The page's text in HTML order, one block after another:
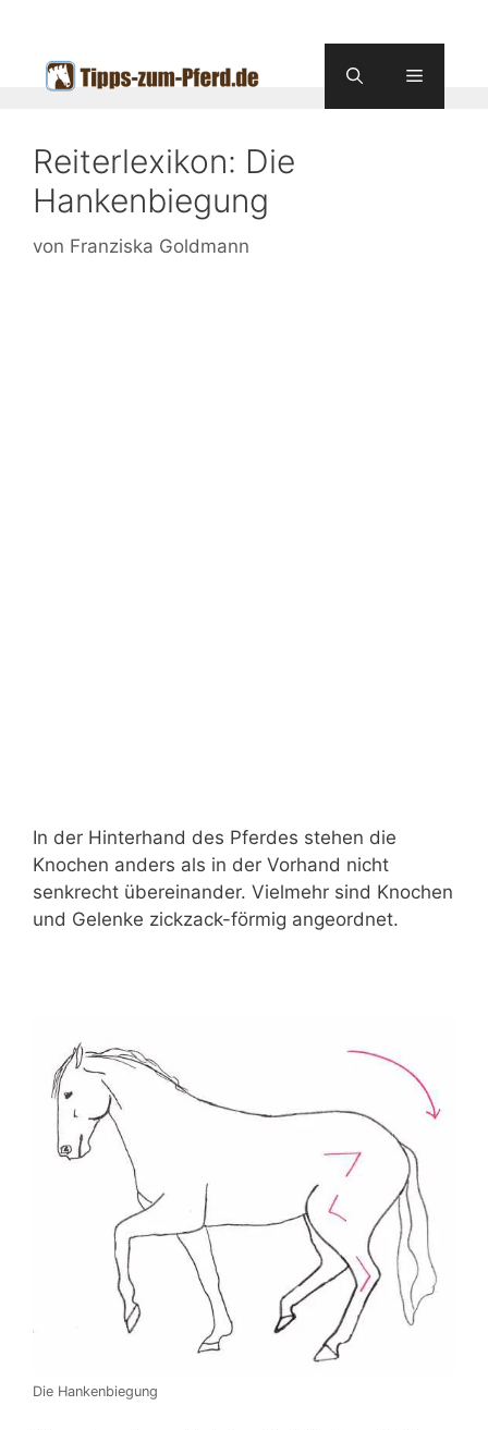
springen
Menü
Reiterlexikon: Die
Hankenbiegung
von Franziska Goldmann
In der Hinterhand des Pferdes stehen die
Knochen anders als in der Vorhand nicht
senkrecht übereinander. Vielmehr sind Knochen
und Gelenke zickzack-förmig angeordnet.
Die Hankenbiegung